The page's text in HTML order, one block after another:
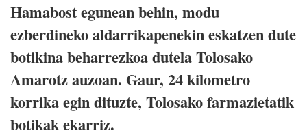
Hamabost egunean behin, modu
ezberdineko aldarrikapenekin eskatzen dute
botikina beharrezkoa dutela Tolosako
Amarotz auzoan. Gaur, 24 kilometro
korrika egin dituzte, Tolosako farmazietatik
botikak ekarriz.